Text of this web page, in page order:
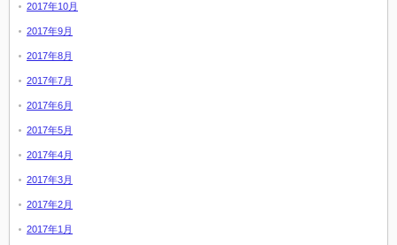
2017年10月
2017年9月
2017年8月
2017年7月
2017年6月
2017年5月
2017年4月
2017年3月
2017年2月
2017年1月